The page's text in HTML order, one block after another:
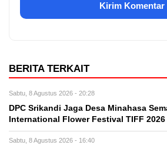
BERITA TERKAIT
Sabtu, 8 Agustus 2026 - 20:28
DPC Srikandi Jaga Desa Minahasa
International Flower Festival TIFF 2026
Sabtu, 8 Agustus 2026 - 16:40